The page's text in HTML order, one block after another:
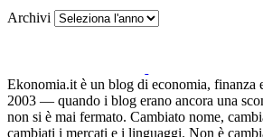
Archivi
Ekonomia.it è un blog di economia, finanza
2003 — quando i blog erano ancora una
non si è mai fermato. Cambiato nome,
cambiati i mercati e i linguaggi. Non è